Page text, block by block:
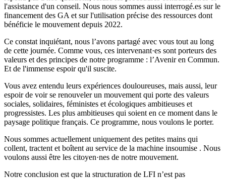
l'assistance d'un conseil. Nous nous sommes aussi interrogé.es sur le
financement des GA et sur l'utilisation précise des ressources dont
bénéficie le mouvement depuis 2022.
Ce constat inquiétant, nous l’avons partagé avec vous tout au long
de cette journée. Comme vous, ces intervenant·es sont porteurs des
valeurs et des principes de notre programme : l’Avenir en Commun.
Et de l'immense espoir qu'il suscite.
Vous avez entendu leurs expériences douloureuses, mais aussi, leur
espoir de voir se renouveler un mouvement qui porte des valeurs
sociales, solidaires, féministes et écologiques ambitieuses et
progressistes. Les plus ambitieuses qui soient en ce moment dans le
paysage politique français. Ce programme, nous voulons le porter.
Nous sommes actuellement uniquement des petites mains qui
collent, tractent et boîtent au service de la machine insoumise . Nous
voulons aussi être les citoyen·nes de notre mouvement.
Notre conclusion est que la structuration de LFI n’est pas